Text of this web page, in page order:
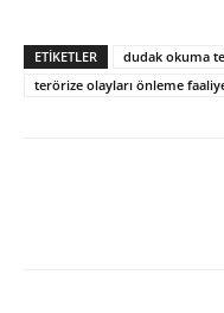
ETİKETLER dudak okuma
terörize olayları önleme